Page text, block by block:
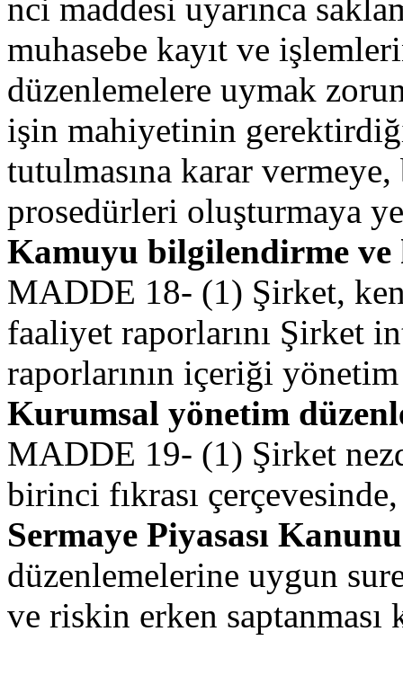
nci maddesi uyarınca
muhasebe kayıt ve
düzenlemelere uymak
işin mahiyetinin
tutulmasına karar
prosedürleri oluşturmaya
Kamuyu bilgilendirme
MADDE 18- (1) Şirket,
faaliyet raporlarını Şirket
raporlarının içeriği
Kurumsal yönetim
MADDE 19- (1) Şirket
birinci fıkrası
Sermaye Piyasası Kanunu
düzenlemelerine uygun
ve riskin erken